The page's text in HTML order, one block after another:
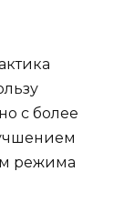
с более
режима